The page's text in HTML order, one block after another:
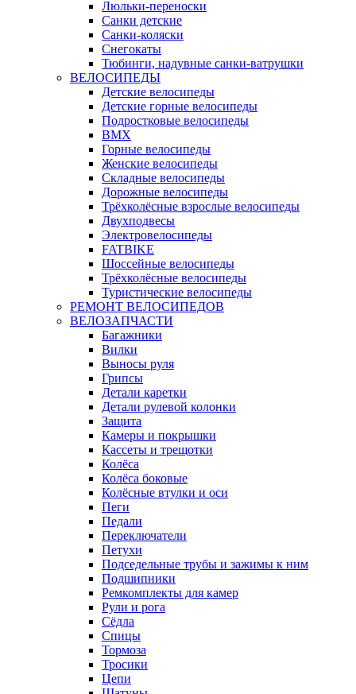
Люльки-переноски
Санки детские
Санки-коляски
Снегокаты
Тюбинги, надувные санки-ватрушки
ВЕЛОСИПЕДЫ
Детские велосипеды
Детские горные велосипеды
Подростковые велосипеды
BMX
Горные велосипеды
Женские велосипеды
Складные велосипеды
Дорожные велосипеды
Трёхколёсные взрослые велосипеды
Двухподвесы
Электровелосипеды
FATBIKE
Шоссейные велосипеды
Трёхколёсные велосипеды
Туристические велосипеды
РЕМОНТ ВЕЛОСИПЕДОВ
ВЕЛОЗАПЧАСТИ
Багажники
Вилки
Выносы руля
Грипсы
Детали каретки
Детали рулевой колонки
Защита
Камеры и покрышки
Кассеты и трещотки
Колёса
Колёса боковые
Колёсные втулки и оси
Пеги
Педали
Переключатели
Петухи
Подседельные трубы и зажимы к ним
Подшипники
Ремкомплекты для камер
Рули и рога
Сёдла
Спицы
Тормоза
Тросики
Цепи